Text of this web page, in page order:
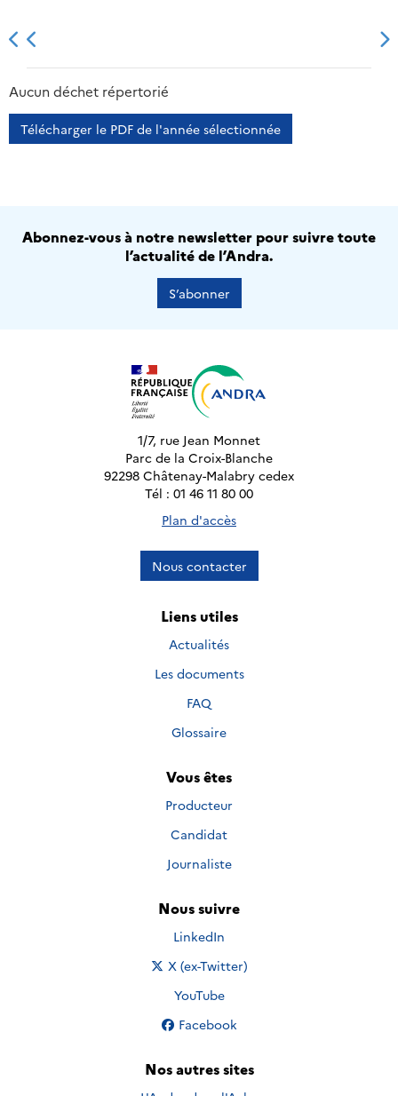
2013 2014
Aucun déchet répertorié
Télécharger le PDF de l'année sélectionnée
Abonnez-vous à notre newsletter pour suivre toute
l’actualité de l’Andra.
S’abonner
1/7, rue Jean Monnet
Parc de la Croix-Blanche
92298 Châtenay-Malabry cedex
Tél : 01 46 11 80 00
Plan d'accès
Nous contacter
Liens utiles
Actualités
Les documents
FAQ
Glossaire
Vous êtes
Producteur
Candidat
Journaliste
Nous suivre
Nous suivre sur
LinkedIn
Nous suivre sur
X (ex-Twitter)
Nous suivre sur
YouTube
Nous suivre sur
Facebook
Nos autres sites